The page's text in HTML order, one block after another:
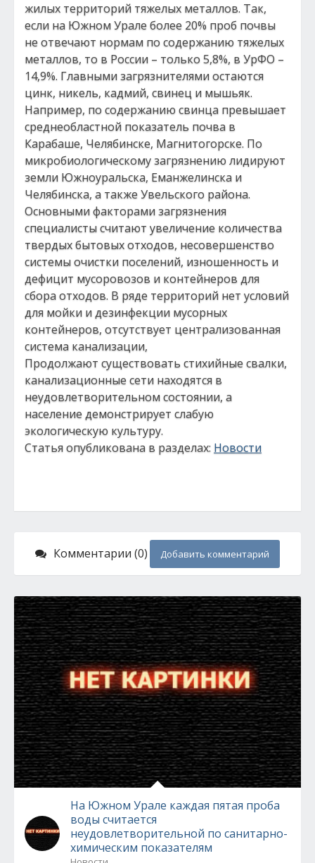
жилых территорий тяжелых металлов. Так,
если на Южном Урале более 20% проб почвы
не отвечают нормам по содержанию тяжелых
металлов, то в России – только 5,8%, в УрФО –
14,9%. Главными загрязнителями остаются
цинк, никель, кадмий, свинец и мышьяк.
Например, по содержанию свинца превышает
среднеобластной показатель почва в
Карабаше, Челябинске, Магнитогорске. По
микробиологическому загрязнению лидируют
земли Южноуральска, Еманжелинска и
Челябинска, а также Увельского района.
Основными факторами загрязнения
специалисты считают увеличение количества
твердых бытовых отходов, несовершенство
системы очистки поселений, изношенность и
дефицит мусоровозов и контейнеров для
сбора отходов. В ряде территорий нет условий
для мойки и дезинфекции мусорных
контейнеров, отсутствует централизованная
система канализации,
Продолжают существовать стихийные свалки,
канализационные сети находятся в
неудовлетворительном состоянии, а
население демонстрирует слабую
экологическую культуру.
Статья опубликована в разделах: Новости
Комментарии (0) Добавить комментарий
На Южном Урале каждая пятая проба
воды считается
неудовлетворительной по санитарно-
химическим показателям